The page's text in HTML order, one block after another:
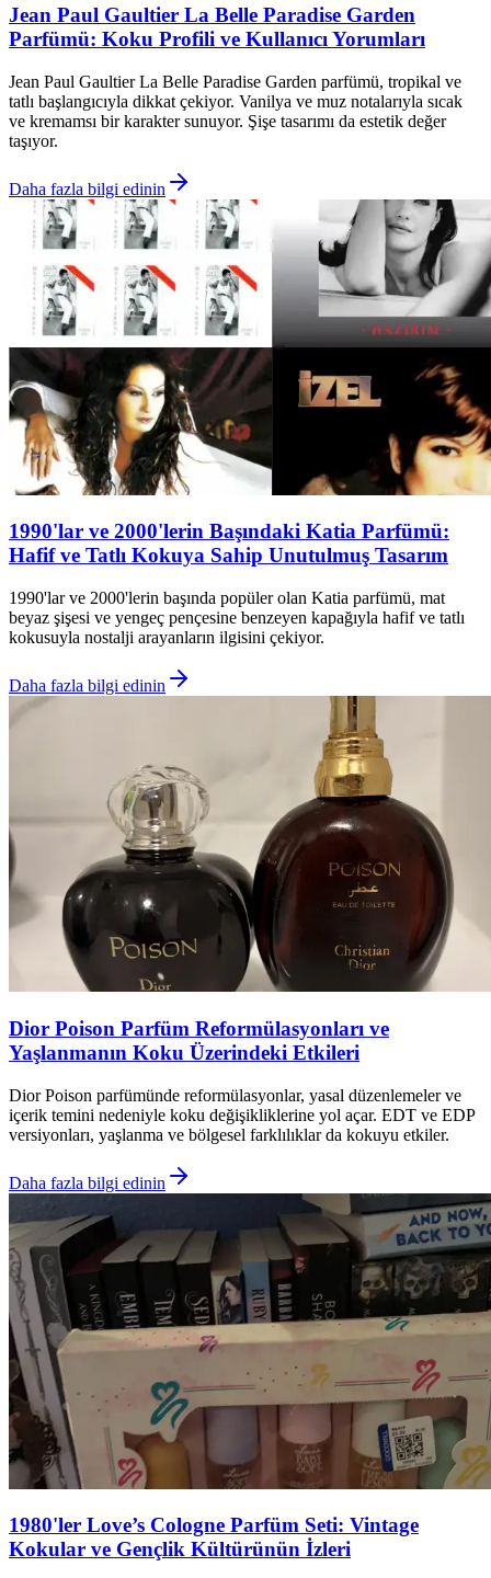
Jean Paul Gaultier La Belle Paradise Garden
Parfümü: Koku Profili ve Kullanıcı Yorumları
Jean Paul Gaultier La Belle Paradise Garden parfümü, tropikal ve
tatlı başlangıcıyla dikkat çekiyor. Vanilya ve muz notalarıyla sıcak
ve kremamsı bir karakter sunuyor. Şişe tasarımı da estetik değer
taşıyor.
Daha fazla bilgi edinin
1990'lar ve 2000'lerin Başındaki Katia Parfümü:
Hafif ve Tatlı Kokuya Sahip Unutulmuş Tasarım
1990'lar ve 2000'lerin başında popüler olan Katia parfümü, mat
beyaz şişesi ve yengeç pençesine benzeyen kapağıyla hafif ve tatlı
kokusuyla nostalji arayanların ilgisini çekiyor.
Daha fazla bilgi edinin
Dior Poison Parfüm Reformülasyonları ve
Yaşlanmanın Koku Üzerindeki Etkileri
Dior Poison parfümünde reformülasyonlar, yasal düzenlemeler ve
içerik temini nedeniyle koku değişikliklerine yol açar. EDT ve EDP
versiyonları, yaşlanma ve bölgesel farklılıklar da kokuyu etkiler.
Daha fazla bilgi edinin
1980'ler Love’s Cologne Parfüm Seti: Vintage
Kokular ve Gençlik Kültürünün İzleri